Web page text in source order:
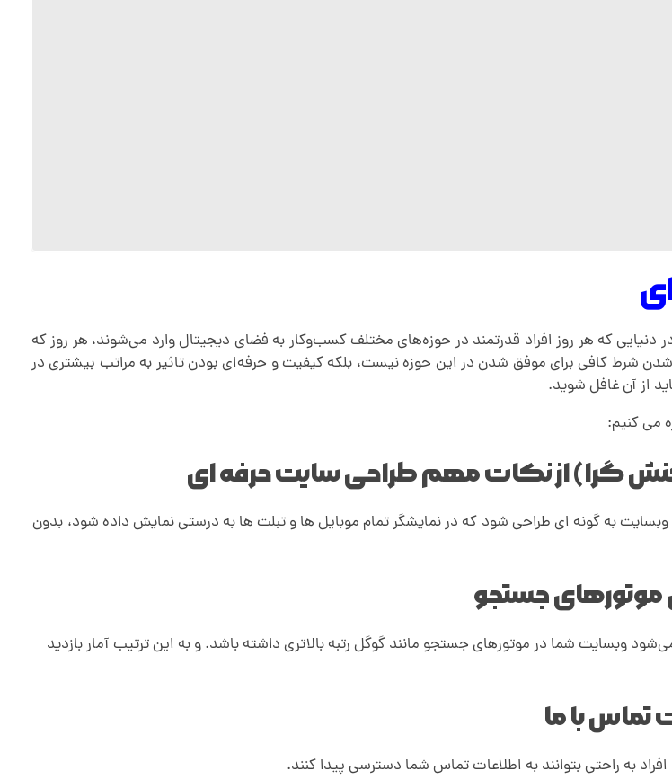
دنیایی که هر روز افراد قدرتمند در حوزه‌های مختلف کسب‌وکار به فضای دیجیتال وارد می‌شوند، هر روز که
شدن شرط کافی برای موفق ‌شدن در این حوزه نیست، بلکه کیفیت و حرفه‌ای ‌بودن تاثیر به مراتب بیشتری در
از آن غافل شوید.
می کنیم:
گرا) از نکات مهم طراحی سایت حرفه ای
به گونه ای طراحی شود که در نمایشگر تمام موبایل ها و تبلت ها به درستی نمایش داده شود، بدون
موتورهای جستجو
وبسایت شما در موتورهای جستجو مانند گوگل رتبه بالاتری داشته باشد. و به این ترتیب آمار بازدید
تماس با ما
افراد به راحتی بتوانند به اطلاعات تماس شما دسترسی پیدا کنند.